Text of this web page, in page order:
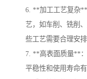
6. **加工工艺复杂
艺，如车削、铣削
些工艺需要合理安
7. **高表面质量**
平稳性和使用寿命